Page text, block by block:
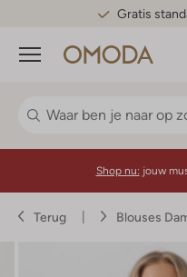
Gratis
Menu
Shop nu: jouw
Terug Blouses